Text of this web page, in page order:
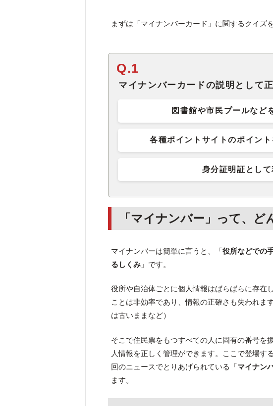
まずは「マイナンバーカード」に関するクイズ
Q.1
マイナンバーカードの説明として
図書館や市民プールなど
各種ポイントサイトのポイン
身分証明証とし
「マイナンバー」って、ど
マイナンバーは簡単に言うと、「役所などでの
るしくみ 」です。
役所や自治体ごとに個人情報はばらばらに存在
ことは非効率であり、情報の正確さも失われま
は古いままなど）
そこで住民票をもつすべての人に固有の番号を
人情報を正しく管理ができます。ここで登場す
回のニュースでとりあげられている「マイナン
ます。